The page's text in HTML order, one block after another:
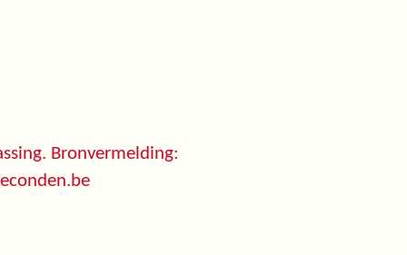
Bronvermelding: